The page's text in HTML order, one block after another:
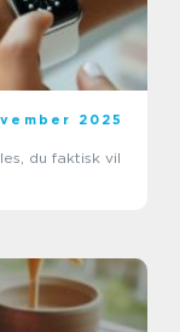
2025
du faktisk vil